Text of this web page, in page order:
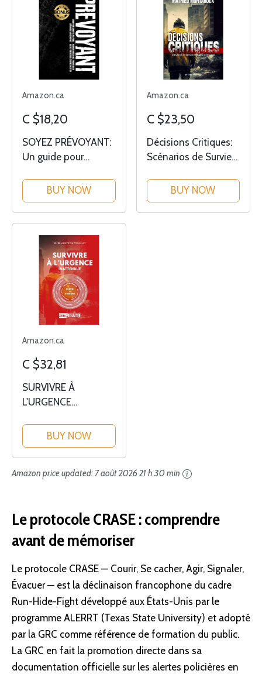
Amazon.ca
C $18,20
SOYEZ PRÉVOYANT:
Un guide pour
scénarios
catastrophes
BUY NOW
Amazon.ca
C $23,50
Décisions Critiques:
Scénarios de Survie
BUY NOW
Amazon.ca
C $32,81
SURVIVRE À
L'URGENCE
BUY NOW
Amazon price updated:7 août 2026 21 h 30 min
Le protocole CRASE : comprendre
avant de mémoriser
Le protocole CRASE — Courir, Se cacher, Agir, Signaler,
Évacuer — est la déclinaison francophone du cadre
Run-Hide-Fight développé aux États-Unis par le
programme ALERRT (Texas State University) et adopté
par la GRC comme référence de formation du public.
La GRC en fait la promotion directe dans sa
documentation officielle sur les alertes policières en